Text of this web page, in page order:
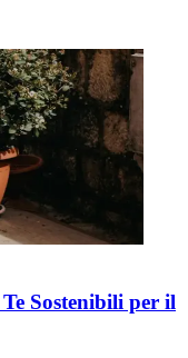
Sostenibili per il